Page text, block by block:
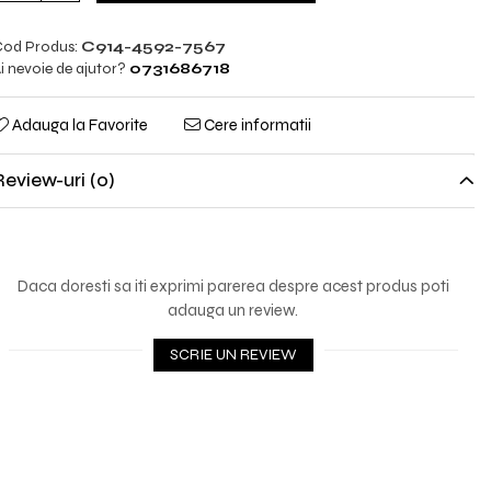
Produs: C914-4592-7567
nevoie de ajutor? 0731686718
Adauga la Favorite Cere informatii
uri (0)
Daca doresti sa iti exprimi parerea despre acest produs poti
adauga un review.
SCRIE UN REVIEW